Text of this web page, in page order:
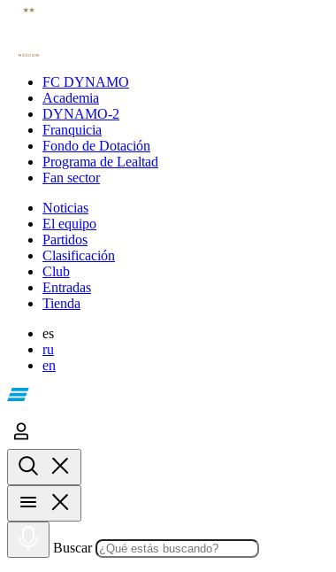
FC DYNAMO
Academia
DYNAMO-2
Franquicia
Fondo de Dotación
Programa de Lealtad
Fan sector
Noticias
El equipo
Partidos
Clasificación
Club
Entradas
Tienda
es
ru
en
Buscar